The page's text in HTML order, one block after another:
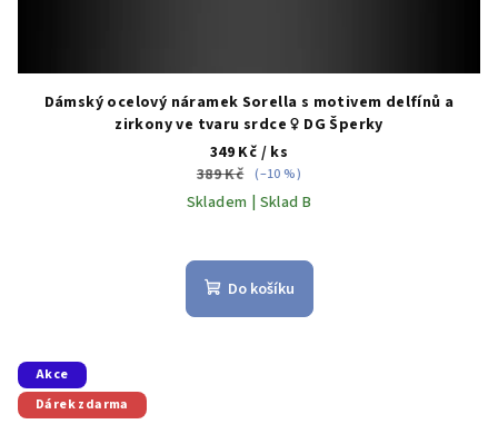
Dámský ocelový náramek Sorella s motivem delfínů a
zirkony ve tvaru srdce ♀️ DG Šperky
349 Kč / ks
389 Kč (–10 %)
Skladem | Sklad B
Do košíku
Akce
Dárek zdarma